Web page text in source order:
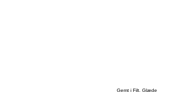
Gemt i Filt, Glæde